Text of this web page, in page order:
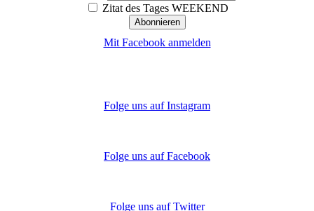
Zitat des Tages WEEKEND
Mit Facebook anmelden
Folge uns auf Instagram
Folge uns auf Facebook
Folge uns auf Twitter